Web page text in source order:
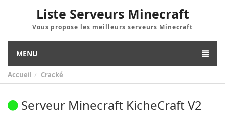
Liste Serveurs Minecraft
Vous propose les meilleurs serveurs Minecraft
MENU
Accueil Cracké
Serveur Minecraft KicheCraft V2